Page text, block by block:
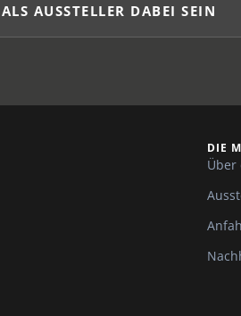
ALS AUSSTELLER DABEI SEIN
DIE
Über